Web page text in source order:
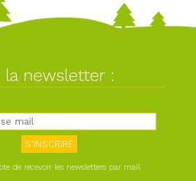
la newsletter :
de recevoir les newsletters par mail